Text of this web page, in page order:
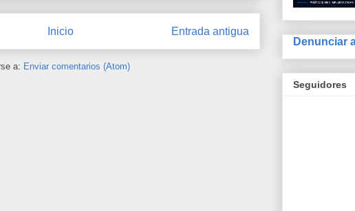
Entrada antigua
Inicio
a: Enviar comentarios (Atom)
Denunciar
Seguidores